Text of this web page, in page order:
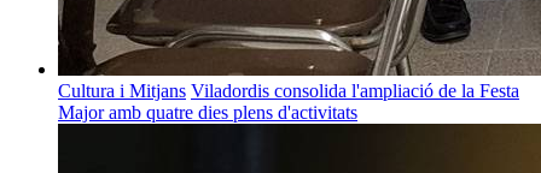
Cultura i Mitjans Viladordis consolida l'ampliació de la Festa
Major amb quatre dies plens d'activitats